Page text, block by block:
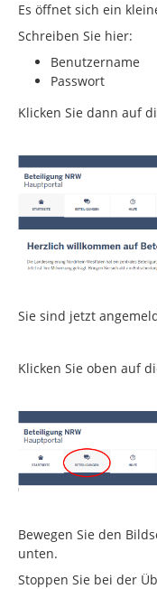
Es öffnet sich ein
Schreiben Sie hier:
Benutzername
Passwort
Klicken Sie dann auf
Sie sind jetzt
Klicken Sie oben auf
Bewegen Sie den
unten.
Stoppen Sie bei der